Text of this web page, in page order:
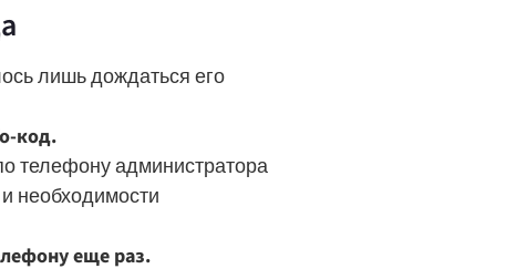
лишь дождаться его
код.
телефону администратора
необходимости
еще раз.